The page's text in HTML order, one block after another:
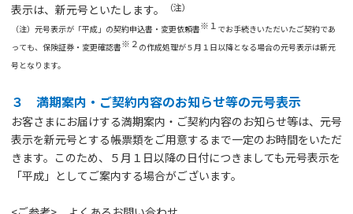
表示は、新元号といたします。
（注）
（注）元号表示が「平成」の契約申込書・変更依頼書※１ でお手続きいただいたご契約であ
っても、保険証券・変更確認書※２ の作成処理が５月１日以降となる場合の元号表示は新元
号となります。
３ 満期案内・ご契約内容のお知らせ等の元号表示
お客さまにお届けする満期案内・ご契約内容のお知らせ等は、元号
表示を新元号とする帳票類をご用意するまで一定のお時間をいただ
きます。このため、５月１日以降の日付につきましても元号表示を
「平成」としてご案内する場合がございます。